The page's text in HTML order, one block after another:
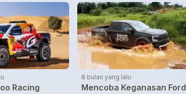
Racing
8 bulan yang lalu
Mencoba Keganasan Ford